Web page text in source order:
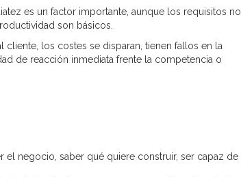
es un factor importante, aunque los requisitos no
son básicos.
cliente, los costes se disparan, tienen fallos en la
de reacción inmediata frente la competencia o
el negocio, saber qué quiere construir, ser capaz de